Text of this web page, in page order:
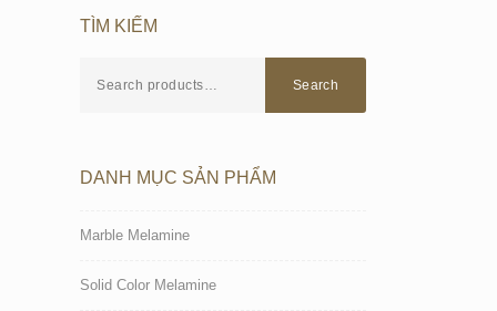
TÌM KIẾM
Search
DANH MỤC SẢN PHẨM
Marble Melamine
Solid Color Melamine